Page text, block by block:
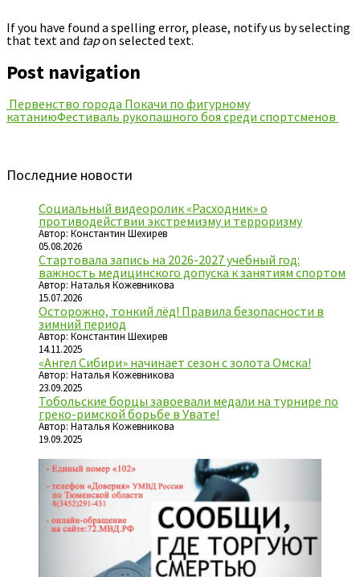
If you have found a spelling error, please, notify us by selecting
that text and tapon selected text.
Post navigation
Первенство города Покачи по фигурному
катаниюФестиваль рукопашного боя среди спортсменов
Последние новости
Социальный видеоролик «Расходник» о
противодействии экстремизму и терроризму
Автор: Константин Шехирев
05.08.2026
Стартовала запись на 2026-2027 учебный год:
важность медицинского допуска к занятиям спортом
Автор: Наталья Кожевникова
15.07.2026
Осторожно, тонкий лёд! Правила безопасности в
зимний период
Автор: Константин Шехирев
14.11.2025
«Ангел Сибири» начинает сезон с золота Омска!
Автор: Наталья Кожевникова
23.09.2025
Тобольские борцы завоевали медали на турнире по
греко-римской борьбе в Увате!
Автор: Наталья Кожевникова
19.09.2025